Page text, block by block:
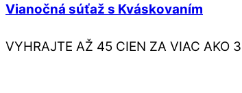
Vianočná súťaž s Kváskovaním
VYHRAJTE AŽ 45 CIEN ZA VIAC AKO